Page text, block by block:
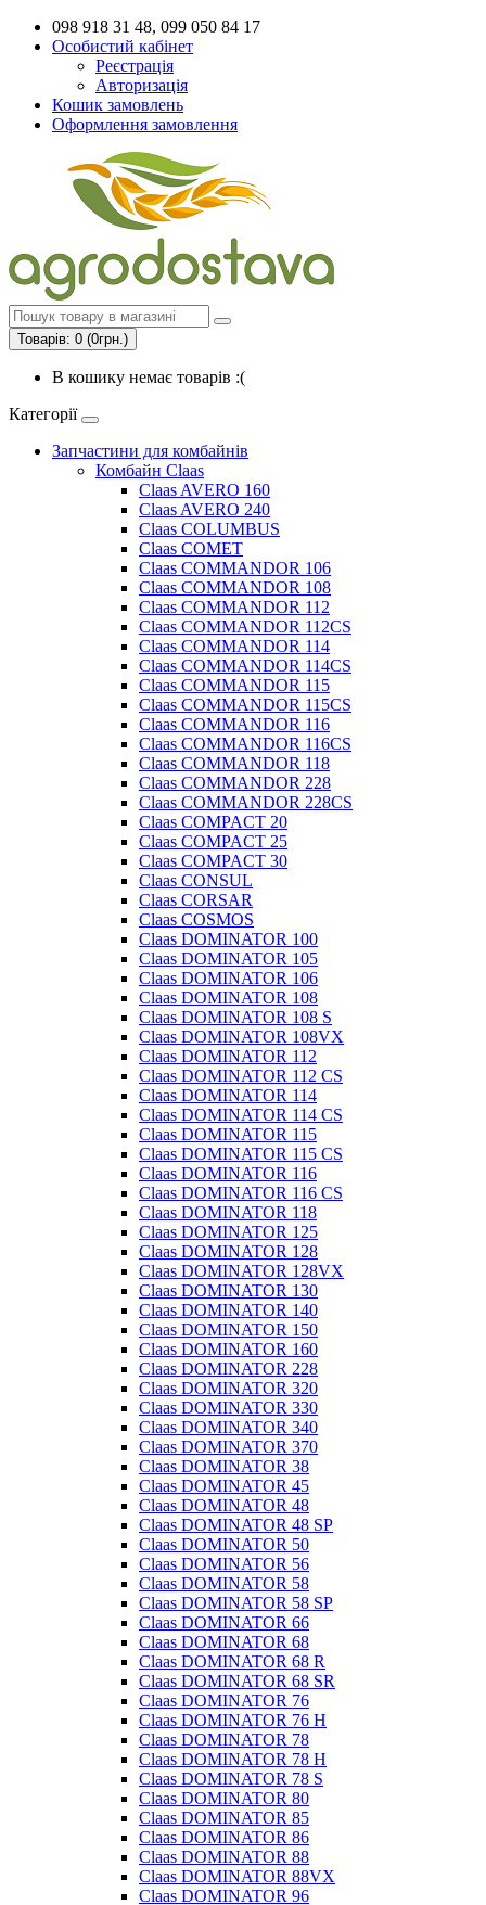
098 918 31 48, 099 050 84 17
Особистий кабінет
Реєстрація
Авторизація
Кошик замовлень
Оформлення замовлення
Товарів: 0 (0грн.)
В кошику немає товарів :(
Категорії
Запчастини для комбайнів
Комбайн Claas
Claas AVERO 160
Claas AVERO 240
Claas COLUMBUS
Claas COMET
Claas COMMANDOR 106
Claas COMMANDOR 108
Claas COMMANDOR 112
Claas COMMANDOR 112CS
Claas COMMANDOR 114
Claas COMMANDOR 114CS
Claas COMMANDOR 115
Claas COMMANDOR 115CS
Claas COMMANDOR 116
Claas COMMANDOR 116CS
Claas COMMANDOR 118
Claas COMMANDOR 228
Claas COMMANDOR 228CS
Claas COMPACT 20
Claas COMPACT 25
Claas COMPACT 30
Claas CONSUL
Claas CORSAR
Claas COSMOS
Claas DOMINATOR 100
Claas DOMINATOR 105
Claas DOMINATOR 106
Claas DOMINATOR 108
Claas DOMINATOR 108 S
Claas DOMINATOR 108VX
Claas DOMINATOR 112
Claas DOMINATOR 112 CS
Claas DOMINATOR 114
Claas DOMINATOR 114 CS
Claas DOMINATOR 115
Claas DOMINATOR 115 CS
Claas DOMINATOR 116
Claas DOMINATOR 116 CS
Claas DOMINATOR 118
Claas DOMINATOR 125
Claas DOMINATOR 128
Claas DOMINATOR 128VX
Claas DOMINATOR 130
Claas DOMINATOR 140
Claas DOMINATOR 150
Claas DOMINATOR 160
Claas DOMINATOR 228
Claas DOMINATOR 320
Claas DOMINATOR 330
Claas DOMINATOR 340
Claas DOMINATOR 370
Claas DOMINATOR 38
Claas DOMINATOR 45
Claas DOMINATOR 48
Claas DOMINATOR 48 SP
Claas DOMINATOR 50
Claas DOMINATOR 56
Claas DOMINATOR 58
Claas DOMINATOR 58 SP
Claas DOMINATOR 66
Claas DOMINATOR 68
Claas DOMINATOR 68 R
Claas DOMINATOR 68 SR
Claas DOMINATOR 76
Claas DOMINATOR 76 H
Claas DOMINATOR 78
Claas DOMINATOR 78 H
Claas DOMINATOR 78 S
Claas DOMINATOR 80
Claas DOMINATOR 85
Claas DOMINATOR 86
Claas DOMINATOR 88
Claas DOMINATOR 88VX
Claas DOMINATOR 96